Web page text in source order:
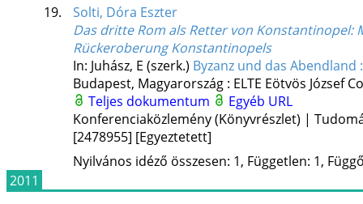
19.
Solti, Dóra Eszter
Das dritte Rom als Retter von Konstantinopel:
Rückeroberung Konstantinopels
In: Juhász, E (szerk.) Byzanz und das
Budapest, Magyarország : ELTE Eötvös József
Teljes dokumentum
Egyéb URL
Konferenciaközlemény (Könyvrészlet) |
[2478955] [Egyeztetett]
Nyilvános idéző összesen: 1, Független: 1,
2011